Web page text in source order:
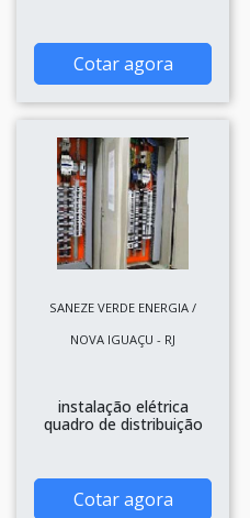
Cotar agora
SANEZE VERDE ENERGIA /
NOVA IGUAÇU - RJ
instalação elétrica
quadro de distribuição
Cotar agora